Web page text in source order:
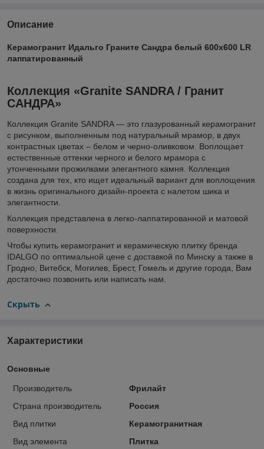
Описание
Керамогранит Идальго Граните Сандра белый 600х600 LR
лаппатированный
Коллекция «Granite SANDRA / Гранит
САНДРА»
Коллекция Granite SANDRA — это глазурованный керамогранит
с рисунком, выполненным под натуральный мрамор, в двух
контрастных цветах – белом и черно-оливковом. Воплощает
естественные оттенки черного и белого мрамора с
утонченными прожилками элегантного камня. Коллекция
создана для тех, кто ищет идеальный вариант для воплощения
в жизнь оригинального дизайн-проекта с налетом шика и
элегантности.
Коллекция представлена в легко-лаппатированной и матовой
поверхности.
Чтобы купить керамогранит и керамическую плитку бренда
IDALGO по оптимальной цене с доставкой по Минску а также в
Гродно, Витебск, Могилев, Брест, Гомель и другие города, Вам
достаточно позвонить или написать нам.
Скрыть
Характеристики
Основные
Производитель
Фрилайт
Страна производитель
Россия
Вид плитки
Керамогранитная
Вид элемента
Плитка